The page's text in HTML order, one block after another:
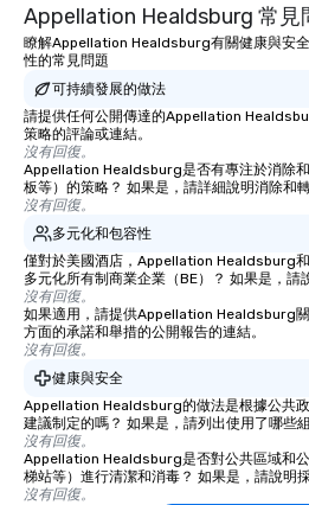
Appellation Healdsburg 常見
瞭解Appellation Healdsburg有關健康與安
性的常見問題
可持續發展的做法
請提供任何公開傳達的Appellation
策略的評論或連結。
沒有回復。
Appellation Healdsburg是否有專注於消除
板等）的策略？ 如果是，請詳細說明消除和
沒有回復。
多元化和包容性
僅對於美國酒店，Appellation Healdsburg
多元化所有制商業企業（BE）？ 如果是，請
沒有回復。
如果適用，請提供Appellation Healdsburg
方面的承諾和舉措的公開報告的連結。
沒有回復。
健康與安全
Appellation Healdsburg的做法是根據公共
建議制定的嗎？ 如果是，請列出使用了哪些
沒有回復。
Appellation Healdsburg是否對公共區域和
梯站等）進行清潔和消毒？ 如果是，請說明
沒有回復。